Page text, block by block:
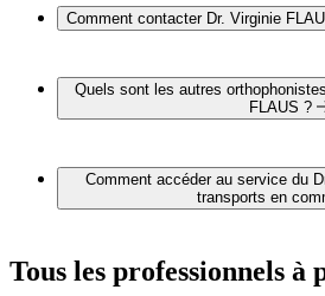
71600 PARAY LE MONIAL
Comment contacter Dr. Virginie
au 03 85 81 80 00.
Quels sont les autres
FLAUS ?
Dr. Virginie FLAUS :
Dr. Damien LE PENNEC
Dr. Nora MOUACI
Dr. Cyrielle CHEA
Comment accéder au service du
transports en
arrêts suivants :
Bus - LEP Astier
Tous les professionnels à